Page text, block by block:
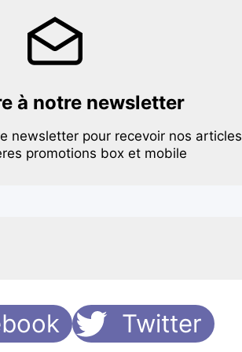
à notre newsletter
newsletter pour recevoir nos articles
promotions box et mobile
Twitter